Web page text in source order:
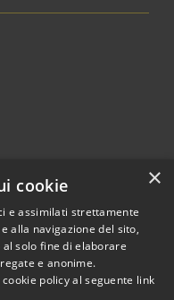
© 2026 • Comune di
Paola • Powered by
×
cookie
e assimilati strettamente
alla navigazione del sito,
solo fine di elaborare
e anonime.
policy al seguente link